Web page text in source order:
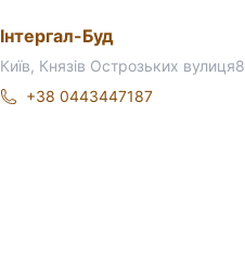
Інтергал-Буд
Київ, Князів Острозьких вулиця8
+38 0443447187